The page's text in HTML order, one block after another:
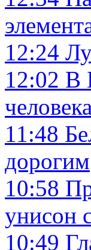
12:24
12:02 В
человека
11:48
дорогим
10:58
унисон
10:49